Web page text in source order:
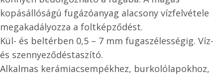
kopásállóságú fugázóanyag alacsony vízfelvétele
megakadályozza a foltképződést.
Kül- és beltérben 0,5 – 7 mm fugaszélességig. Víz-
és szennyeződéstaszító.
Alkalmas kerámiacsempékhez, burkolólapokhoz,